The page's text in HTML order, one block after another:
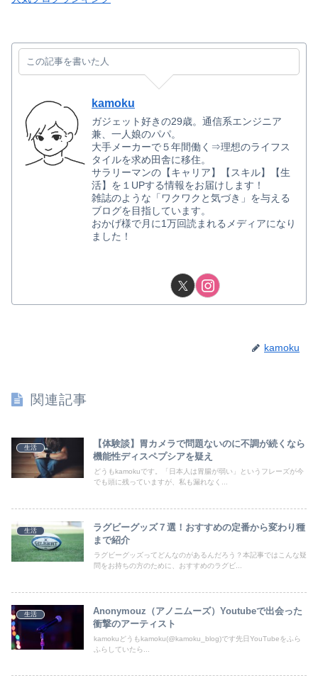
この記事を書いた人
kamoku
ガジェット好きの29歳。通信系エンジニア
兼、一人娘のパパ。
大手メーカーで５年間働く⇒理想のライフス
タイルを求め田舎に移住。
サラリーマンの【キャリア】【スキル】【生
活】を１UPする情報をお届けします！
雑誌のような「ワクワクと気づき」を与える
ブログを目指しています。
おかげ様で月に1万回読まれるメディアになり
ました！
kamoku
関連記事
生活
【体験談】胃カメラで問題ないのに不調が続くなら
機能性ディスペプシアを疑え
どうもkamokuです。「日本人は胃腸が弱い」というフレーズが今
でも頭に残っていますが、私も漏れなく...
生活
ラグビーグッズ７選！おすすめの定番から変わり種
まで紹介
ラグビーグッズってどんなのがあるんだろう？本記事ではこんな疑
問をお持ちの方のために、おすすめのラグビ...
生活
Anonymouz（アノニムーズ）Youtubeで出会った
衝撃のアーティスト
kamokuどうもkamoku(@kamoku_blog)です先日YouTubeをふら
ふらしていたら...